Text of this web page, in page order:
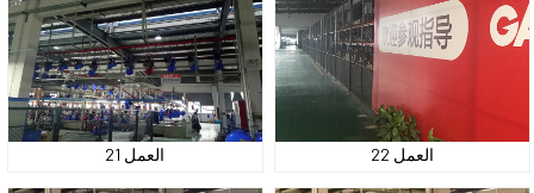
العمل 21 العمل 22